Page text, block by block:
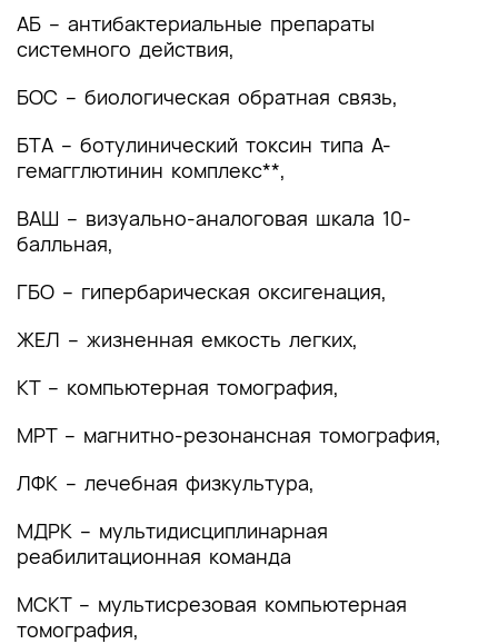
1.6 Клиническая картина заболевания или
состояния (группы заболеваний или
состояний)
2. Диагностика заболевания или состояния
(группы заболеваний или состояний)
медицинские показания и противопоказания к
применению методов диагностики
2.1 Жалобы и анамнез
исследования
2.4 Инструментальные диагностические
немедикаментозную терапии, диетотерапию,
обезболивание, медицинские показания и
лечения
АБ – антибактериальные препараты
системного действия,
БОС – биологическая обратная связь,
БТА – ботулинический токсин типа A-
гемагглютинин комплекс**,
ВАШ – визуально-аналоговая шкала 10-
балльная,
ГБО – гипербарическая оксигенация,
ЖЕЛ – жизненная емкость легких,
КТ – компьютерная томография,
МРТ – магнитно-резонансная томография,
ЛФК – лечебная физкультура,
МДРК – мультидисциплинарная
реабилитационная команда
МСКТ – мультисрезовая компьютерная
томография,